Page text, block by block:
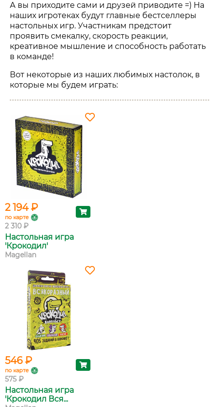
А вы приходите сами и друзей приводите =) На
наших игротеках будут главные бестселлеры
настольных игр. Участникам предстоит
проявить смекалку, скорость реакции,
креативное мышление и способность работать
в команде!
Вот некоторые из наших любимых настолок, в
которые мы будем играть:
2 194 ₽
по карте
2 310 ₽
Настольная игра
'Крокодил'
Magellan
546 ₽
по карте
575 ₽
Настольная игра
'Крокодил Вся...